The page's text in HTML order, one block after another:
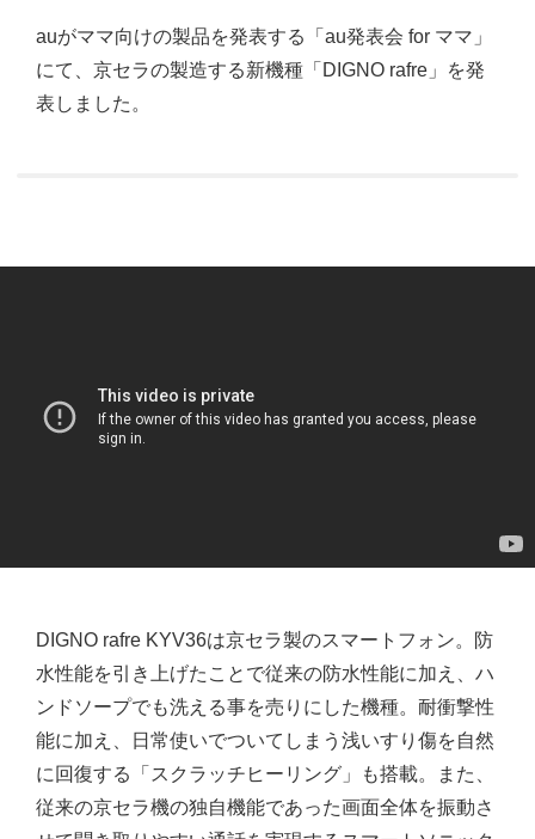
auがママ向けの製品を発表する「au発表会 for ママ」
にて、京セラの製造する新機種「DIGNO rafre」を発
表しました。
DIGNO rafre KYV36は京セラ製のスマートフォン。防
水性能を引き上げたことで従来の防水性能に加え、ハ
ンドソープでも洗える事を売りにした機種。耐衝撃性
能に加え、日常使いでついてしまう浅いすり傷を自然
に回復する「スクラッチヒーリング」も搭載。また、
従来の京セラ機の独自機能であった画面全体を振動さ